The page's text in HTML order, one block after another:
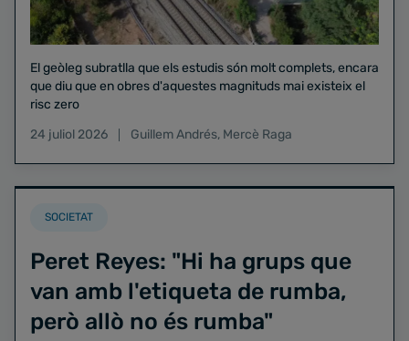
El geòleg subratlla que els estudis són molt complets, encara
que diu que en obres d'aquestes magnituds mai existeix el
risc zero
24 juliol 2026
Guillem Andrés, Mercè Raga
SOCIETAT
Peret Reyes: "Hi ha grups que
van amb l'etiqueta de rumba,
però allò no és rumba"